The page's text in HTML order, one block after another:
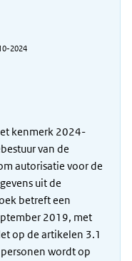
2024
kenmerk 2024-
van de
autorisatie voor de
uit de
betreft een
2019, met
op de artikelen 3.1
wordt op